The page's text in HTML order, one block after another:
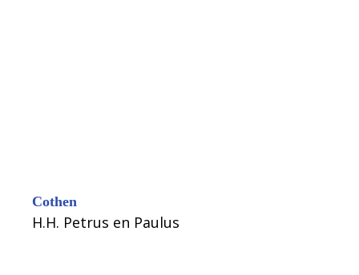
Cothen
H.H. Petrus en Paulus